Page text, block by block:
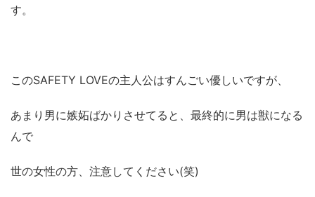
す。
このSAFETY LOVEの主人公はすんごい優しいですが、
あまり男に嫉妬ばかりさせてると、最終的に男は獣になる
んで
世の女性の方、注意してください(笑)